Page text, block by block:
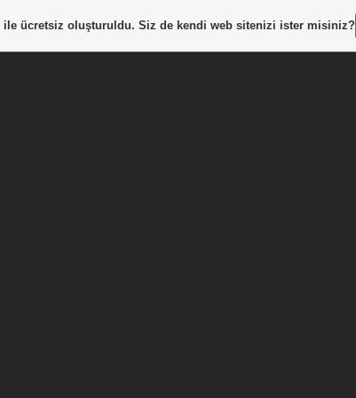
ile ücretsiz oluşturuldu. Siz de kendi web sitenizi ister misiniz?